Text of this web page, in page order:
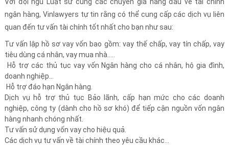
ngân hàng, Vinlawyers tự tin rằng có thể cung cấp các dịch vụ liên
quan đến tư vấn tài chính tốt nhất cho bạn như sau:
Tư vấn lập hồ sơ vay vốn bao gồm: vay thế chấp, vay tín chấp, vay
tiêu dùng cá nhân, vay mua nhà…..
Hỗ trợ các thủ tục vay vốn Ngân hàng cho cá nhân, hộ gia đình,
doanh nghiệp...
Hỗ trợ đáo hạn Ngân hàng.
Dịch vụ hỗ trợ thủ tục Bảo lãnh, cấp hạn mức cho các doanh
nghiệp, công ty (dành cho hồ sơ khó) để tiếp cận nguồn vốn ngân
hàng nhanh chóng nhất.
Tư vấn sử dụng vốn vay cho hiệu quả.
Các dịch vụ tư vấn về tài chính theo yêu cầu khác...